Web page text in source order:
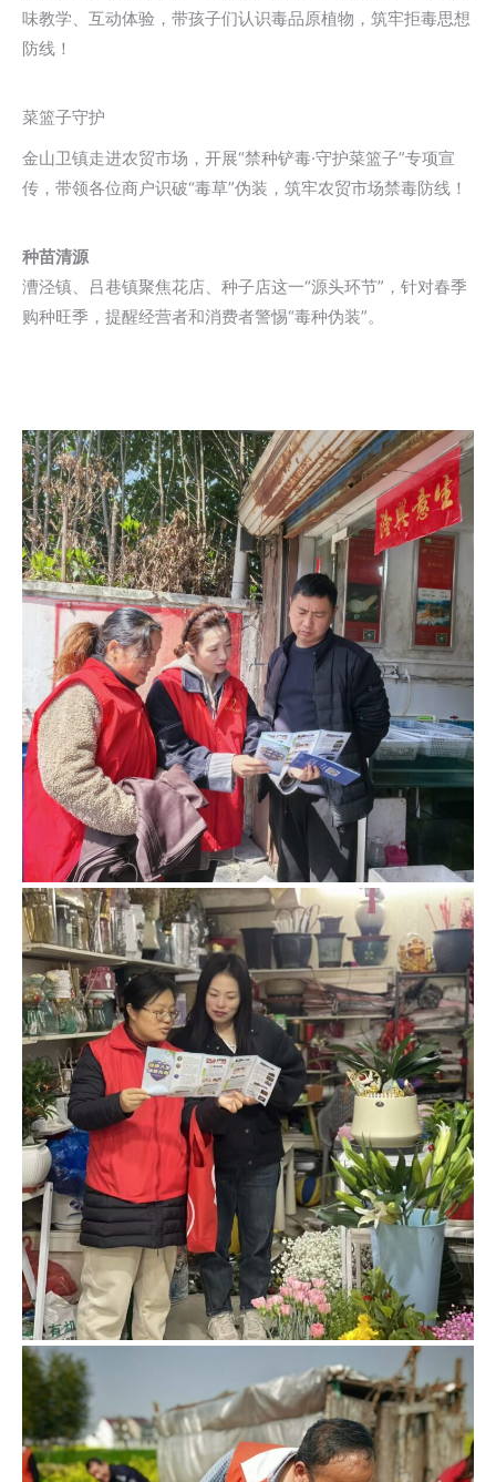
味教学、互动体验，带孩子们认识毒品原植物，筑牢拒毒思想
防线！
菜篮子守护
金山卫镇走进农贸市场，开展“禁种铲毒·守护菜篮子”专项宣
传，带领各位商户识破“毒草”伪装，筑牢农贸市场禁毒防线！
种苗清源
漕泾镇、吕巷镇聚焦花店、种子店这一“源头环节”，针对春季
购种旺季，提醒经营者和消费者警惕“毒种伪装”。